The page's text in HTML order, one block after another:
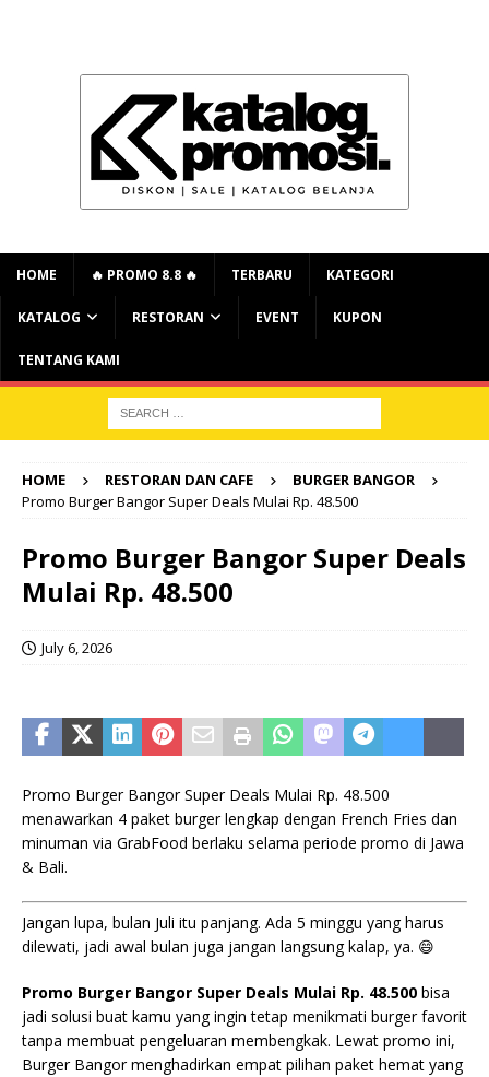
HOME 🔥 PROMO 8.8 🔥 TERBARU KATEGORI
KATALOG RESTORAN EVENT KUPON
TENTANG KAMI
HOME RESTORAN DAN CAFE
BURGER BANGOR
Promo Burger Bangor Super Deals Mulai Rp. 48.500
Promo Burger Bangor Super Deals
Mulai Rp. 48.500
July 6, 2026
Promo Burger Bangor Super Deals Mulai Rp. 48.500
menawarkan 4 paket burger lengkap dengan French Fries dan
minuman via GrabFood berlaku selama periode promo di Jawa
& Bali.
Jangan lupa, bulan Juli itu panjang. Ada 5 minggu yang harus
dilewati, jadi awal bulan juga jangan langsung kalap, ya. 😄
Promo Burger Bangor Super Deals Mulai Rp. 48.500 bisa
jadi solusi buat kamu yang ingin tetap menikmati burger favorit
tanpa membuat pengeluaran membengkak. Lewat promo ini,
Burger Bangor menghadirkan empat pilihan paket hemat yang